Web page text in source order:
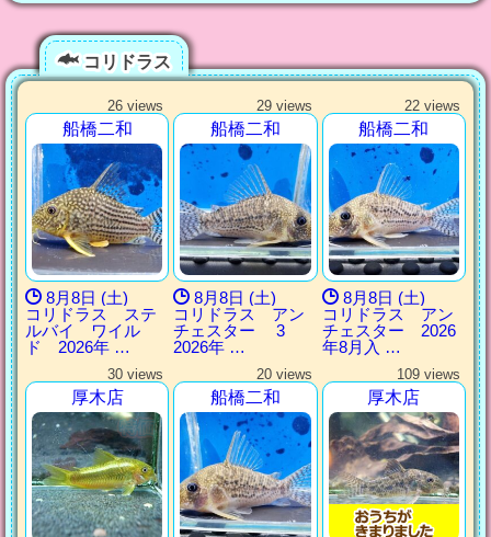
コリドラス
26 views
船橋二和
8月8日 (土)
コリドラス ステ
ルバイ ワイル
ド 2026年 …
29 views
船橋二和
8月8日 (土)
コリドラス アン
チェスター 3
2026年 …
22 views
船橋二和
8月8日 (土)
コリドラス アン
チェスター 2026
年8月入 …
30 views
厚木店
20 views
船橋二和
109 views
厚木店